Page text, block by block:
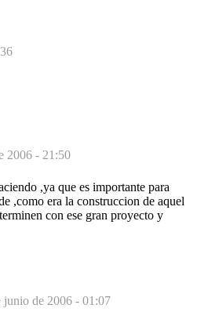
2006 - 21:50
,ya que es importante para
,como era la construccion de aquel
con ese gran proyecto y
junio de 2006 - 01:07